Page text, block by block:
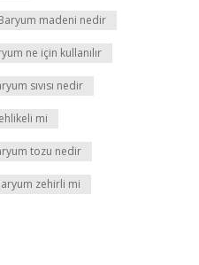
madeni nedir
ne için kullanılır
sıvısı nedir
mi
tozu nedir
zehirli mi